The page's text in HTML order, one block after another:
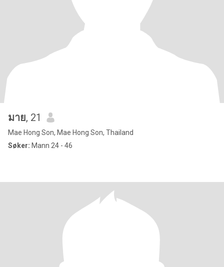
มาย, 21
Mae Hong Son, Mae Hong Son, Thailand
Søker: Mann 24 - 46